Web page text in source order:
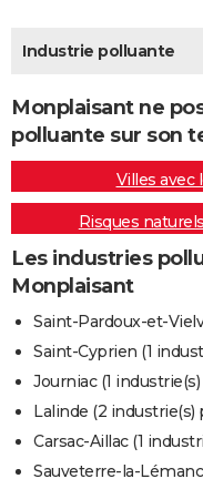
BONS PLANS
CARTE DE VOEUX
Carte de Noël
Carte Bonne année
Carte Saint-Valentin
Carte Pâques
Carte d'anniversaire
DICTIONNAIRE
Dictionnaire
Biographies
Citations
Expressions
Proverbes
PROGRAMME TV
COPAINS D'AVANT
AVIS DE DÉCÈS
FORUM
Industrie polluante
Monplaisant ne
polluante sur son
Villes avec
Risques
Les industries
Monplaisant
Saint-Pardoux-et-
Saint-Cyprien (1
Journiac (1
Lalinde (2 industrie(s)
Carsac-Aillac (1
Sauveterre-la-